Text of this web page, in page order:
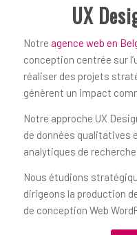
UX
Notre agence web en
conception centrée sur
réaliser des projets
génèrent un impact
Notre approche UX
de données qualitatives
analytiques de
Nous étudions
dirigeons la production
de conception Web